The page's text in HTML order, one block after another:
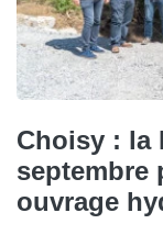
Choisy : la
septembre
ouvrage